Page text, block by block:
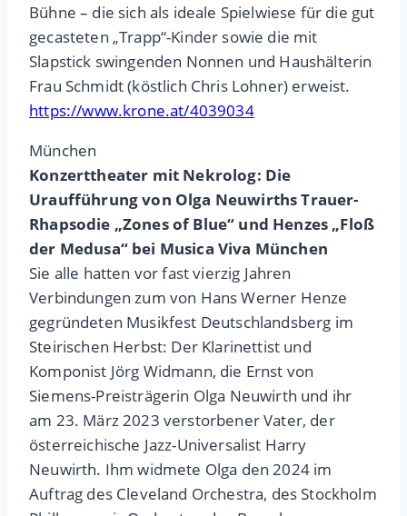
Bühne – die sich als ideale Spielwiese für die gut
gecasteten „Trapp“-Kinder sowie die mit
Slapstick swingenden Nonnen und Haushälterin
Frau Schmidt (köstlich Chris Lohner) erweist.
https://www.krone.at/4039034
München
Konzerttheater mit Nekrolog: Die
Uraufführung von Olga Neuwirths Trauer-
Rhapsodie „Zones of Blue“ und Henzes „Floß
der Medusa“ bei Musica Viva München
Sie alle hatten vor fast vierzig Jahren
Verbindungen zum von Hans Werner Henze
gegründeten Musikfest Deutschlandsberg im
Steirischen Herbst: Der Klarinettist und
Komponist Jörg Widmann, die Ernst von
Siemens-Preisträgerin Olga Neuwirth und ihr
am 23. März 2023 verstorbener Vater, der
österreichische Jazz-Universalist Harry
Neuwirth. Ihm widmete Olga den 2024 im
Auftrag des Cleveland Orchestra, des Stockholm